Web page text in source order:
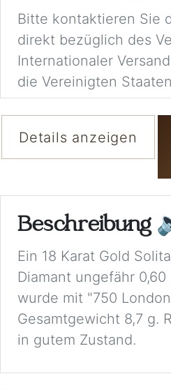
Bitte kontaktieren Sie
direkt bezüglich des
Internationaler
die Vereinigten
Details anzeigen
Beschreibung
Ein 18 Karat Gold
Diamant ungefähr
wurde mit "750
Gesamtgewicht 8,7 g.
in gutem Zustand.